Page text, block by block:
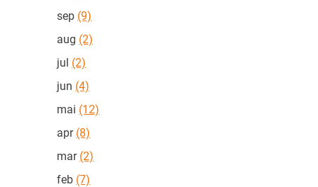
sep (9)
aug (2)
jul (2)
jun (4)
mai (12)
apr(8)
mar(2)
feb (7)